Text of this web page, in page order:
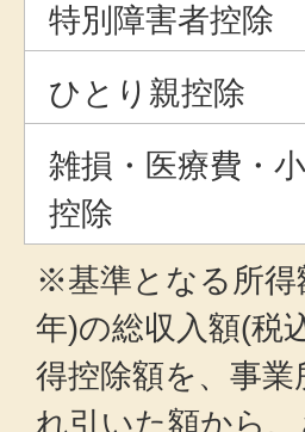
特別障害者控除
ひとり親控除
雑損・医療費・
控除
※基準となる所得
年)の総収入額(税
得控除額を、事
れ引いた額から